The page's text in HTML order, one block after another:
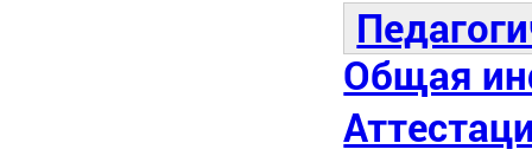
Общая